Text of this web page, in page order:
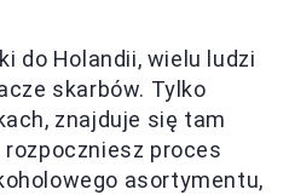
do Holandii, wielu ludzi
skarbów. Tylko
znajduje się tam
rozpoczniesz proces
asortymentu,